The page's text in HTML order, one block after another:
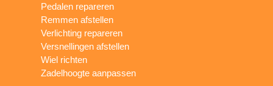
Pedalen repareren
Remmen afstellen
Verlichting repareren
Versnellingen afstellen
Wiel richten
Zadelhoogte aanpassen